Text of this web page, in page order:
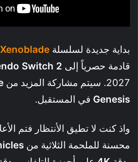
بداية جديدة لسلسلة Xenoblade
قادمة حصرياً إلى Switch 2
2027. سيتم مشاركة المزيد من
Genesis في المستقبل.
واذ كنت لا تطيق الأنتظار فتم
محسنة للملحمة الثلاثية من